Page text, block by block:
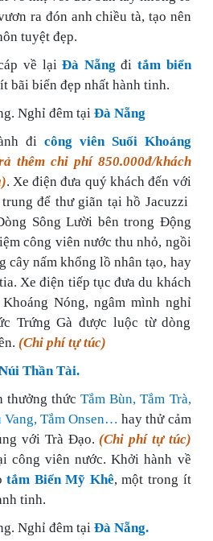
ra đón anh chiều tà, tạo nên
tuyệt đẹp.
về lạiĐà Nẵng đi tắm biển
bãi biển đẹp nhất hành tinh.
Nghỉ đêm tại Đà Nẵng
đi công viên Suối Khoáng
thêm chi phí 850.000đ/khách
. Xe điện đưa quý khách đến với
để thư giãn tại hồ Jacuzzi
Sông Lười bên trong Động
công viên nước thu nhỏ, ngồi
cây nấm khổng lồ nhân tạo, hay
Xe điện tiếp tục đưa du khách
Nóng, ngâm mình nghỉ
Trứng Gà được luộc từ dòng
(Chi phí tự túc)
Thần Tài.
thưởng thứcTắm Bùn, Tắm Trà,
Vang, Tắm Onsen…hay thử cảm
với Trà Đạo.(Chi phí tự túc)
công viên nước. Khởi hành về
tắm Biển Mỹ Khê, một trong ít
tinh.
Nghỉ đêm tại Đà Nẵng.